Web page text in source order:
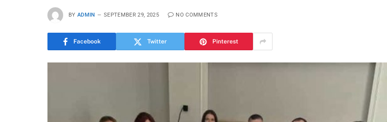
BY ADMIN SEPTEMBER 29, 2025 NO COMMENTS
Facebook Twitter Pinterest